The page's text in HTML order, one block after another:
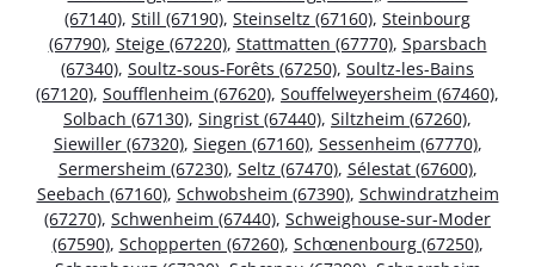
(67140), Still (67190), Steinseltz (67160), Steinbourg
(67790), Steige (67220), Stattmatten (67770), Sparsbach
(67340), Soultz-sous-Forêts (67250), Soultz-les-Bains
(67120), Soufflenheim (67620), Souffelweyersheim (67460),
Solbach (67130), Singrist (67440), Siltzheim (67260),
Siewiller (67320), Siegen (67160), Sessenheim (67770),
Sermersheim (67230), Seltz (67470), Sélestat (67600),
Seebach (67160), Schwobsheim (67390), Schwindratzheim
(67270), Schwenheim (67440), Schweighouse-sur-Moder
(67590), Schopperten (67260), Schœnenbourg (67250),